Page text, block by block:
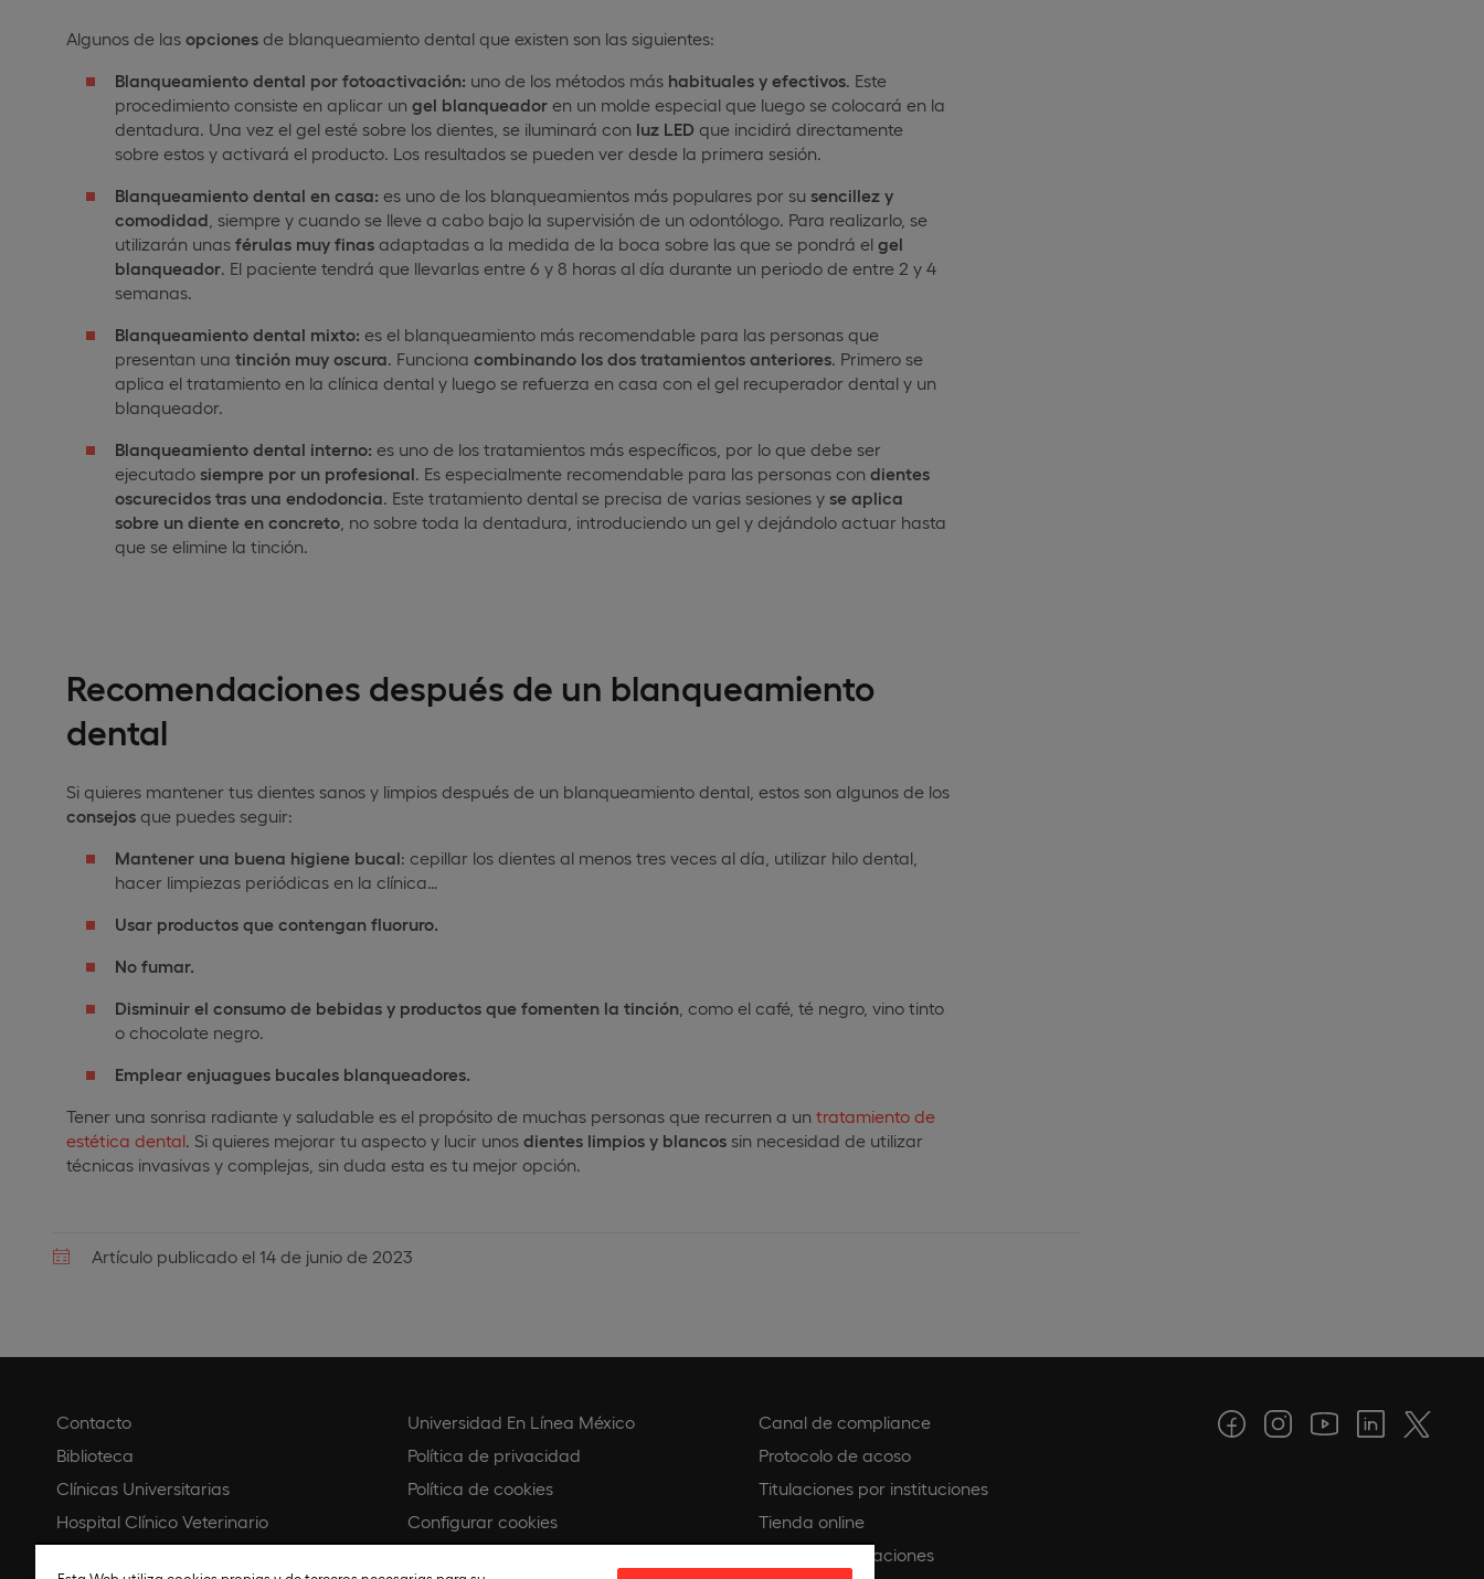
Algunos de las opciones de blanqueamiento dental que existen son las siguientes:
Blanqueamiento dental por fotoactivación: uno de los métodos más habituales y efectivos . Este
procedimiento consiste en aplicar un gel blanqueador en un molde especial que luego se colocará en la
dentadura. Una vez el gel esté sobre los dientes, se iluminará con luz LED que incidirá directamente
sobre estos y activará el producto. Los resultados se pueden ver desde la primera sesión.
Blanqueamiento dental en casa: es uno de los blanqueamientos más populares por su sencillez y
comodidad , siempre y cuando se lleve a cabo bajo la supervisión de un odontólogo. Para realizarlo, se
utilizarán unas férulas muy finas adaptadas a la medida de la boca sobre las que se pondrá el gel
blanqueador . El paciente tendrá que llevarlas entre 6 y 8 horas al día durante un periodo de entre 2 y 4
semanas.
Blanqueamiento dental mixto: es el blanqueamiento más recomendable para las personas que
presentan una tinción muy oscura . Funciona combinando los dos tratamientos anteriores . Primero se
aplica el tratamiento en la clínica dental y luego se refuerza en casa con el gel recuperador dental y un
blanqueador.
Blanqueamiento dental interno: es uno de los tratamientos más específicos, por lo que debe ser
ejecutado siempre por un profesional . Es especialmente recomendable para las personas con dientes
oscurecidos tras una endodoncia . Este tratamiento dental se precisa de varias sesiones y se aplica
sobre un diente en concreto , no sobre toda la dentadura, introduciendo un gel y dejándolo actuar hasta
que se elimine la tinción.
Recomendaciones después de un blanqueamiento
dental
Si quieres mantener tus dientes sanos y limpios después de un blanqueamiento dental, estos son algunos de los
consejos que puedes seguir:
Mantener una buena higiene bucal: cepillar los dientes al menos tres veces al día, utilizar hilo dental,
hacer limpiezas periódicas en la clínica…
Usar productos que contengan fluoruro.
No fumar.
Disminuir el consumo de bebidas y productos que fomenten la tinción , como el café, té negro, vino tinto
o chocolate negro.
Emplear enjuagues bucales blanqueadores.
Tener una sonrisa radiante y saludable es el propósito de muchas personas que recurren a un tratamiento de
estética dental . Si quieres mejorar tu aspecto y lucir unos dientes limpios y blancos sin necesidad de utilizar
técnicas invasivas y complejas, sin duda esta es tu mejor opción.
Artículo publicado el 14 de junio de 2023
Contacto
Biblioteca
Clínicas Universitarias
Hospital Clínico Veterinario
Universidad En Línea México
Política de privacidad
Política de cookies
Configurar cookies
Canal de compliance
Protocolo de acoso
Titulaciones por instituciones
Tienda online
Buscando Vocaciones